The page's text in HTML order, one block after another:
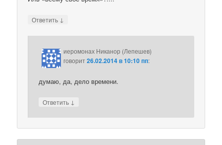
Ответить ↓
иеромонах Никанор (Лепешев)
говорит26.02.2014 в 10:10 пп:
думаю, да, дело времени.
Ответить ↓